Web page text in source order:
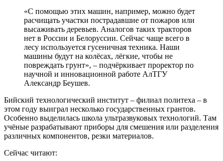
«С помощью этих машин, например, можно будет
расчищать участки пострадавшие от пожаров или
высаживать деревьев. Аналогов таких тракторов
нет в России и Белоруссии. Сейчас чаще всего в
лесу используется гусеничная техника. Наши
машины будут на колёсах, лёгкие, чтобы не
повреждать грунт», – подчёркивает проректор по
научной и инновационной работе АлТГУ
Александр Беушев.
Бийский технологический институт – филиал политеха – в
этом году выиграл несколько государственных грантов.
Особенно выделилась школа ультразвуковых технологий. Там
учёные разрабатывают приборы для смешения или разделения
различных компонентов, резки материалов.
Сейчас читают: